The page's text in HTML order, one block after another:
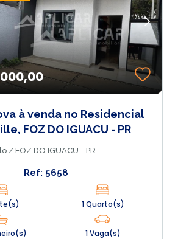
à venda no Residencial
FOZ DO IGUACU - PR
/ FOZ DO IGUACU - PR
Ref: 5658
1 Quarto(s)
1 Vaga(s)